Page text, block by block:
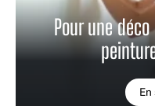
Pour une